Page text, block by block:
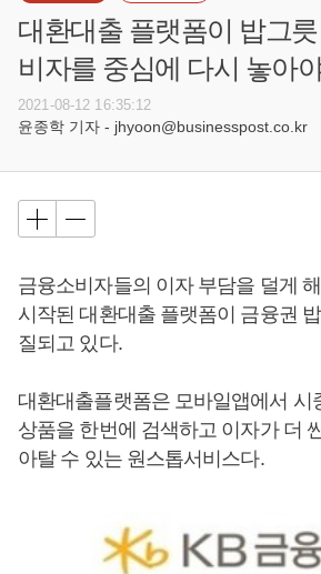
대환대출 플랫폼이 밥그
비자를 중심에 다시 놓아
2021-08-12 16:35:12
윤종학 기자 - jhyoon@businesspost.co.kr
금융소비자들의 이자 부담을 덜게
시작된 대환대출 플랫폼이 금융권
질되고 있다.
대환대출플랫폼은 모바일앱에서 시
상품을 한번에 검색하고 이자가 더
아탈 수 있는 원스톱서비스다.